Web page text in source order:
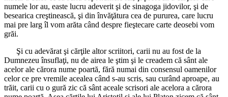
numele lor au, easte lucru adeverit şi de sinagoga jidovilor, şi de
besearica creştinească, şi din învăţătura cea de pururea, care lucru
mai pre larg îl vom arăta când despre fieştecare carte deosebi vom
grăi.
Şi cu adevărat şi cărţile altor scriitori, carii nu au fost de la
Dumnezeu însuflaţi, nu de airea le ştim şi le creadem că sânt ale
acelor ale cărora nume poartă, fără numai din consensul oamenilor
celor ce pre vremile acealea când s-au scris, sau curând aproape, au
trăit, carii cu o gură zic că sânt aceale scrisori ale acelora a cărora